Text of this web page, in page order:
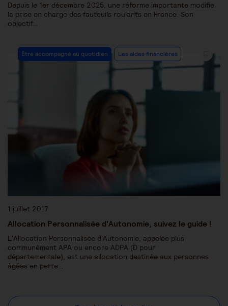
Depuis le 1er décembre 2025, une réforme importante modifie
la prise en charge des fauteuils roulants en France. Son
objectif…
Être accompagné au quotidien Les aides financières
1 juillet 2017
Allocation Personnalisée d’Autonomie, suivez le guide !
L'Allocation Personnalisée d'Autonomie, appelée plus
communément APA ou encore ADPA (D pour
départementale), est une allocation destinée aux personnes
âgées en perte…